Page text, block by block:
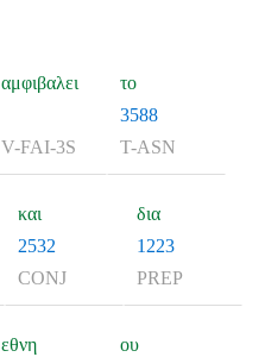
αμφιβαλει
V-FAI-3S
το
3588
T-ASN
και
2532
CONJ
δια
1223
PREP
εθνη
ου